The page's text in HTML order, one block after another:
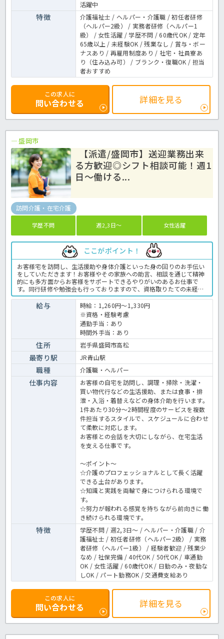
活躍中
特徴
介護福祉士 / ヘルパー・介護職 / 初任者研修
（ヘルパー2級） / 実務者研修（ヘルパー1
級） / 女性活躍 / 学歴不問 / 60歳代OK / 定年
65歳以上 / 未経験OK / 残業なし / 賞与・ボー
ナスあり / 再雇用制度あり / 社宅・社員寮あ
り（住み込み可） / ブランク・復職OK / 担当
者おすすめ
この求人に
問い合わせる 詳細を見る
盛岡市
【派遣/盛岡市】送迎業務出来
る方歓迎◎シフト相談可能！週1
日～働ける...
訪問介護・在宅介護
学歴不問 週2,3日～ 女性活躍
ここがポイント！
お客様宅を訪問し、生活援助や身体介護といった身の回りのお手伝い
をしていただきます！お客様やその家族への助言、相談を通じて精神
的にも多方面からお客様をサポートできるやりがいのあるお仕事で
す。同行研修や勉強会も行っておりますので、資格取りたての未経験
の方、ブランクのある方でもご安心下さい。運営するグループは全国
に事業所を持つ法人なため月給20万円以上と高給与なのが嬉しいです
ね♪お気軽にほっ介護までお問い合わせください。訪問介護での介護
業務全般です。 ＜介護職 派遣 訪問介護の求人＞
給与
時給：1,260円～1,330円
※資格・経験考慮
通勤手当：あり
時間外手当：あり
住所 岩手県盛岡市高松
最寄り駅 JR青山駅
職種 介護職・ヘルパー
仕事内容
お客様の自宅を訪問し、調理・掃除・洗濯・
買い物代行などの生活援助、または食事・排
泄・入浴・着替えなどの身体介助を行います。
1件あたり30分～2時間程度のサービスを複数
件担当するスタイルで、スケジュールに合わせ
て柔軟に対応します。
お客様との会話を大切にしながら、在宅生活
を支える仕事です。
～ポイント～
☆介護のプロフェッショナルとして長く活躍
できる土台があります。
☆知識と実践を両輪で身につけられる環境で
す。
☆努力が報われる感覚を持ちながら前向きに働
き続けられる環境です。
特徴
学歴不問 / 週2,3日～ / ヘルパー・介護職 / 介
護福祉士 / 初任者研修（ヘルパー2級） / 実務
者研修（ヘルパー1級） / 経験者歓迎 / 残業少
なめ / 社保完備 / 40代OK / 50代OK / 車通勤
OK / 女性活躍 / 60歳代OK / 日勤のみ・夜勤な
しOK / パート勤務OK / 交通費支給あり
この求人に
問い合わせる 詳細を見る